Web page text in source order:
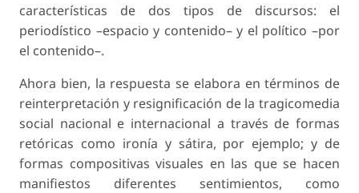
características de dos tipos de discursos: el
periodístico –espacio y contenido– y el político –por
el contenido–.
Ahora bien, la respuesta se elabora en términos de
reinterpretación y resignificación de la tragicomedia
social nacional e internacional a través de formas
retóricas como ironía y sátira, por ejemplo; y de
formas compositivas visuales en las que se hacen
manifiestos diferentes sentimientos, como